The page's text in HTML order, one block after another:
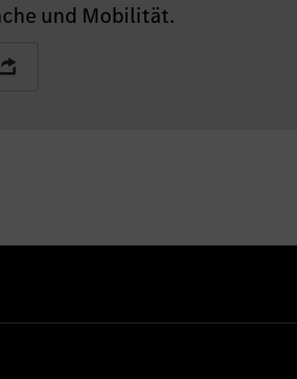
und Mobilität.